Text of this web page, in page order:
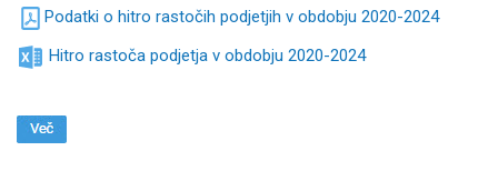
Podatki o hitro rastočih podjetjih v obdobju 2020-2024
Hitro rastoča podjetja v obdobju 2020-2024